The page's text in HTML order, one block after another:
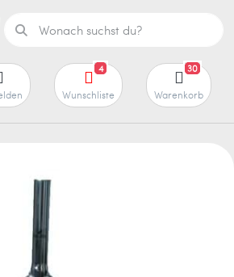
4
Wunschliste
30
Warenkorb